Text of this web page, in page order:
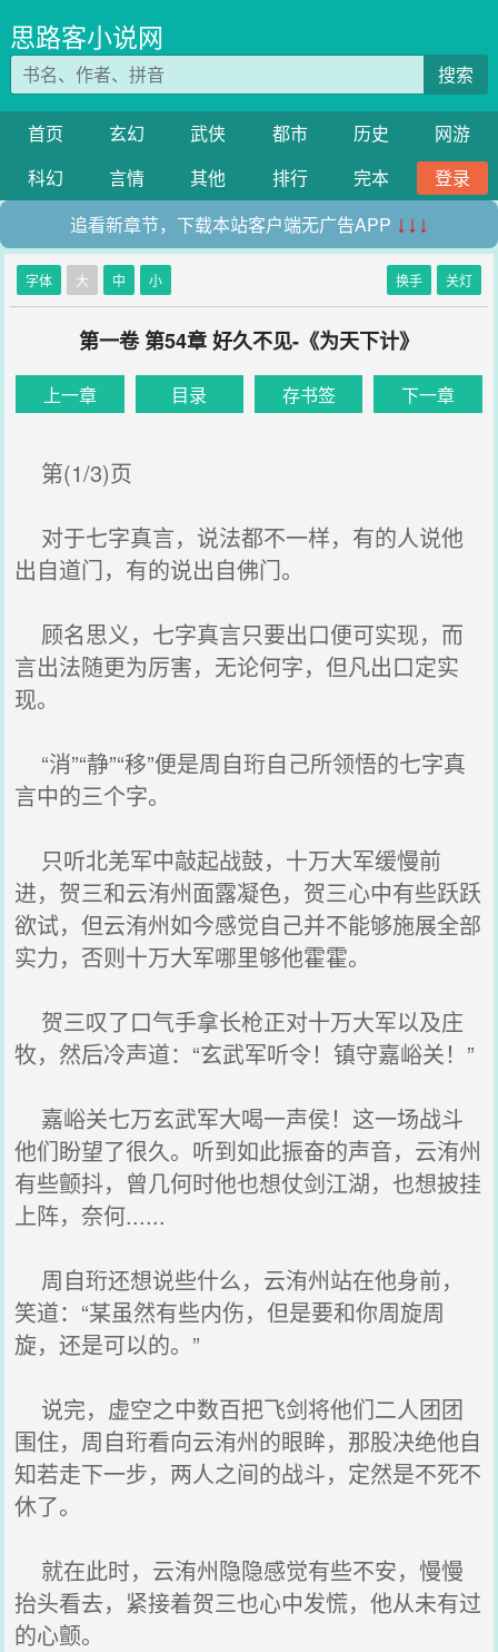
思路客小说网
搜索
首页 玄幻 武侠 都市 历史
网游
科幻
言情 其他 排行 完本
登录
追看新章节，下载本站客户端无广告APP ↓↓↓
字体 大 中 小 换手 关灯
第一卷 第54章 好久不见-《为天下计》
上一章 目录 存书签 下一章
第(1/3)页
对于七字真言，说法都不一样，有的人说他
出自道门，有的说出自佛门。
顾名思义，七字真言只要出口便可实现，而
言出法随更为厉害，无论何字，但凡出口定实
现。
“消”“静”“移”便是周自珩自己所领悟的七字真
言中的三个字。
只听北羌军中敲起战鼓，十万大军缓慢前
进，贺三和云洧州面露凝色，贺三心中有些跃跃
欲试，但云洧州如今感觉自己并不能够施展全部
实力，否则十万大军哪里够他霍霍。
贺三叹了口气手拿长枪正对十万大军以及庄
牧，然后冷声道：“玄武军听令！镇守嘉峪关！”
嘉峪关七万玄武军大喝一声侯！这一场战斗
他们盼望了很久。听到如此振奋的声音，云洧州
有些颤抖，曾几何时他也想仗剑江湖，也想披挂
上阵，奈何......
周自珩还想说些什么，云洧州站在他身前，
笑道：“某虽然有些内伤，但是要和你周旋周
旋，还是可以的。”
说完，虚空之中数百把飞剑将他们二人团团
围住，周自珩看向云洧州的眼眸，那股决绝他自
知若走下一步，两人之间的战斗，定然是不死不
休了。
就在此时，云洧州隐隐感觉有些不安，慢慢
抬头看去，紧接着贺三也心中发慌，他从未有过
的心颤。